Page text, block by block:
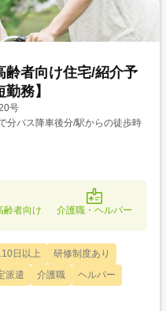
齢者向け住宅/紹介予
務】
号
分バス降車後分/駅からの徒歩時
齢者向け
介護職・ヘルパー
日以上
研修制度あり
派遣 介護職
ヘルパー